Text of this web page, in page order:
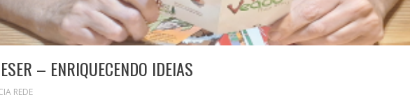
– ENRIQUECENDO IDEIAS
REDE